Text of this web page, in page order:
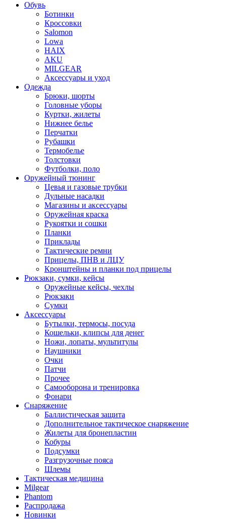
Обувь
Ботинки
Кроссовки
Salomon
Lowa
HAIX
AKU
MILGEAR
Аксессуары и уход
Одежда
Брюки, шорты
Головные уборы
Куртки, жилеты
Нижнее белье
Перчатки
Рубашки
Термобелье
Толстовки
Футболки, поло
Оружейный тюнинг
Цевья и газовые трубки
Дульные насадки
Магазины и аксессуары
Оружейная краска
Рукоятки и сошки
Планки
Приклады
Тактические ремни
Прицелы, ПНВ и ЛЦУ
Кронштейны и планки под прицелы
Рюкзаки, сумки, кейсы
Оружейные кейсы, чехлы
Рюкзаки
Сумки
Аксессуары
Бутылки, термосы, посуда
Кошельки, клипсы для денег
Ножи, лопаты, мультитулы
Наушники
Очки
Патчи
Прочее
Самооборона и тренировка
Фонари
Снаряжение
Баллистическая защита
Дополнительное тактическое снаряжение
Жилеты для бронепластин
Кобуры
Подсумки
Разгрузочные пояса
Шлемы
Тактическая медицина
Milgear
Phantom
Распродажа
Новинки